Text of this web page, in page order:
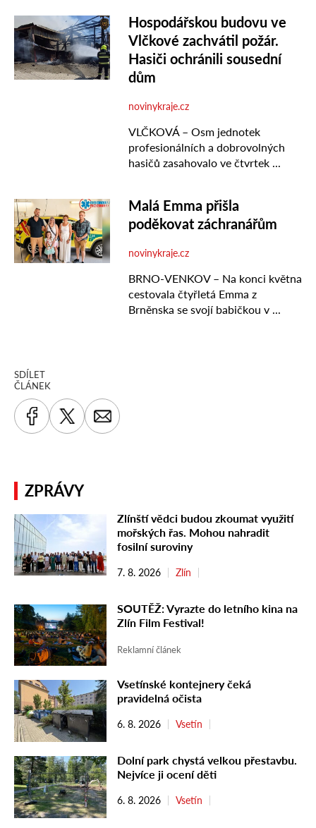
SDÍLET
ČLÁNEK
ZPRÁVY
Zlínští vědci budou zkoumat využití
mořských řas. Mohou nahradit
fosilní suroviny
7. 8. 2026 Zlín
SOUTĚŽ: Vyrazte do letního kina na
Zlín Film Festival!
Reklamní článek
Vsetínské kontejnery čeká
pravidelná očista
6. 8. 2026 Vsetín
Dolní park chystá velkou přestavbu.
Nejvíce ji ocení děti
6. 8. 2026 Vsetín